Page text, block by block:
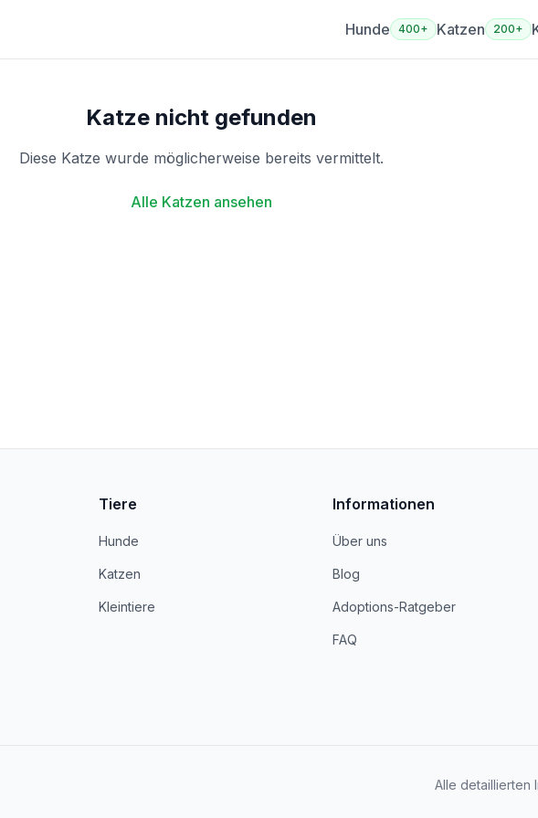
Hunde 400+ Katzen 200+
Katze nicht gefunden
Diese Katze wurde möglicherweise bereits vermittelt.
Alle Katzen ansehen
Tiere
Hunde
Katzen
Kleintiere
Informationen
Über uns
Blog
Adoptions-Ratgeber
FAQ
Alle detaillierten